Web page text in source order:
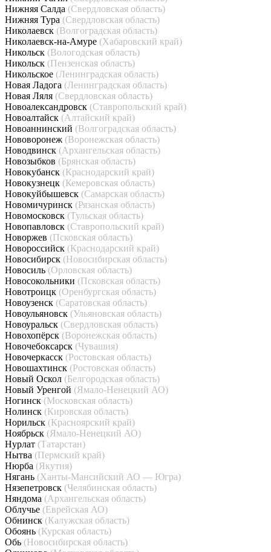
Нижняя Салда (Свердловская область)
Нижняя Тура (Свердловская область)
Николаевск (Волгоградская область)
Николаевск-на-Амуре (Хабаровский край)
Никольск (Вологодская область)
Никольск (Пензенская область)
Никольское (Ленинградская область)
Новая Ладога (Ленинградская область)
Новая Ляля (Свердловская область)
Новоалександровск (Ставропольский край)
Новоалтайск (Алтайский край)
Новоаннинский (Волгоградская область)
Нововоронеж (Воронежская область)
Новодвинск (Архангельская область)
Новозыбков (Брянская область)
Новокубанск (Краснодарский край)
Новокузнецк (Кемеровская область)
Новокуйбышевск (Самарская область)
Новомичуринск (Рязанская область)
Новомосковск (Тульская область)
Новопавловск (Ставропольский край)
Новоржев (Псковская область)
Новороссийск (Краснодарский край)
Новосибирск (Новосибирская область)
Новосиль (Орловская область)
Новосокольники (Псковская область)
Новотроицк (Оренбургская область)
Новоузенск (Саратовская область)
Новоульяновск (Ульяновская область)
Новоуральск (Свердловская область)
Новохопёрск (Воронежская область)
Новочебоксарск (Чувашия)
Новочеркасск (Ростовская область)
Новошахтинск (Ростовская область)
Новый Оскол (Белгородская область)
Новый Уренгой (Ямало-Ненецкий АО)
Ногинск (Московская область)
Нолинск (Кировская область)
Норильск (Красноярский край)
Ноябрьск (Ямало-Ненецкий АО)
Нурлат (Татарстан)
Нытва (Пермский край)
Нюрба (Якутия)
Нягань (Ханты-Мансийский АО — Югра)
Нязепетровск (Челябинская область)
Няндома (Архангельская область)
Облучье (Еврейская АО)
Обнинск (Калужская область)
Обоянь (Курская область)
Обь (Новосибирская область)